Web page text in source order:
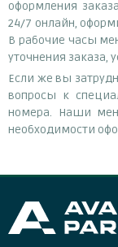
оформления
24/7 онлайн,
В рабочие часы
уточнения заказа,
Если же вы
вопросы к
номера. Наши
необходимости